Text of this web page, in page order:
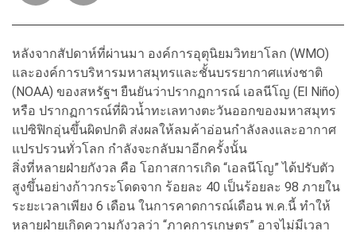
หลังจากสัปดาห์ที่ผ่านมา องค์การอุตุนิยมวิทยาโลก (WMO)
และองค์การบริหารมหาสมุทรและชั้นบรรยากาศแห่งชาติ
(NOAA) ของสหรัฐฯ ยืนยันว่าปรากฏการณ์ เอลนีโญ (El Niño)
หรือ ปรากฏการณ์ที่ผิวน้ำทะเลทางตะวันออกของมหาสมุทร
แปซิฟิกอุ่นขึ้นผิดปกติ ส่งผลให้ลมค้าอ่อนกำลังลงและอากาศ
แปรปรวนทั่วโลก กำลังจะกลับมาอีกครั้งนั้น
สิ่งที่หลายฝ่ายกังวล คือ โอกาสการเกิด “เอลนีโญ” ได้ปรับตัว
สูงขึ้นอย่างก้าวกระโดดจาก ร้อยละ 40 เป็นร้อยละ 98 ภายใน
ระยะเวลาเพียง 6 เดือน ในการคาดการณ์เดือน พ.ค.นี้ ทำให้
หลายฝ่ายเกิดความกังวลว่า “ภาคการเกษตร” อาจไม่มีเวลา